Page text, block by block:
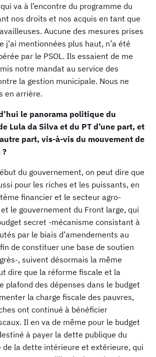
va à l’encontre du programme du
nos droits et nos acquis en tant que
Aucune des mesures prises
j’ai mentionnées plus haut, n’a été
par le PSOL. Ils essaient de me
notre mandat au service des
la gestion municipale. Nous ne
en arrière.
le panorama politique du
Lula da Silva et du PT d’une part, et
part, vis-à-vis du mouvement de
?
du gouvernement, on peut dire que
pour les riches et les puissants, en
financier et le secteur agro-
le gouvernement du Front large, qui
secret -mécanisme consistant à
par le biais d’amendements au
de constituer une base de soutien
, suivent désormais la même
dire que la réforme fiscale et la
plafond des dépenses dans le budget
la charge fiscale des pauvres,
ont continué à bénéficier
Il en va de même pour le budget
à payer la dette publique du
de la dette intérieure et extérieure, qui